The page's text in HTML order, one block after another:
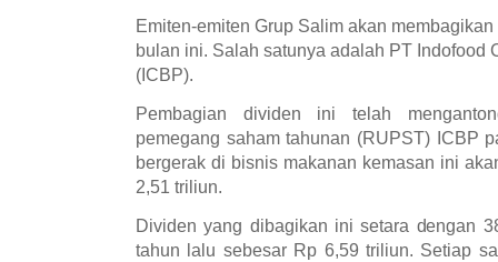
Emiten-emiten Grup Salim akan
bulan ini. Salah satunya adalah PT Indofood
(ICBP).
Pembagian dividen ini telah
pemegang saham tahunan (RUPST) ICBP
bergerak di bisnis makanan kemasan ini
2,51 triliun.
Dividen yang dibagikan ini setara dengan
tahun lalu sebesar Rp 6,59 triliun. Setiap